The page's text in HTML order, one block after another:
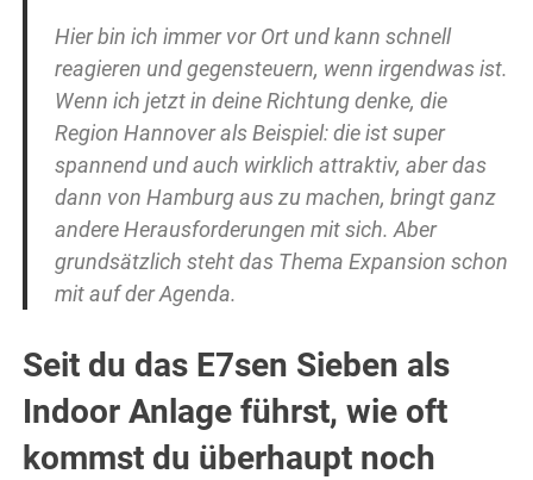
Hier bin ich immer vor Ort und kann schnell
reagieren und gegensteuern, wenn irgendwas ist.
Wenn ich jetzt in deine Richtung denke, die
Region Hannover als Beispiel: die ist super
spannend und auch wirklich attraktiv, aber das
dann von Hamburg aus zu machen, bringt ganz
andere Herausforderungen mit sich. Aber
grundsätzlich steht das Thema Expansion schon
mit auf der Agenda.
Seit du das E7sen Sieben als
Indoor Anlage führst, wie oft
kommst du überhaupt noch